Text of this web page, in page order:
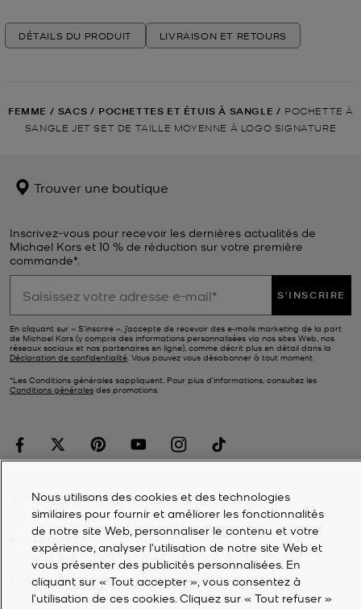
DÉTAILS DU PRODUIT LIVRAISON ET RETOURS
FEMME / SACS / POCHETTES ET ÉTUIS À SANGLE / POCHETTE À
SANGLE JET SET DE TAILLE MOYENNE À LOGO SIGNATURE
Trouver une boutique
Inscrivez-vous pour recevoir les dernières actualités de
Michael Kors et 10 % de réduction sur votre première
commande*.
S'INSCRIRE
En cliquant sur « S’inscrire », j’accepte de recevoir des e-mails marketing de la part
de Michael Kors (y compris des informations personnalisées via nos sites Web, nos
réseaux sociaux et nos partenaires en ligne), comme décrit plus en détail dans la
Déclaration de confidentialité. Vous pouvez vous désabonner à tout moment.
*Les Conditions générales sappliquent. Pour plus d’informations, consultez les
Conditions générales des promotions.
SERVICE À LA CLIENTÈLE
MON COMPTE
ENTREPRISE
Nous utilisons des cookies et des technologies
similaires pour fournir et améliorer les fonctionnalités
de notre site Web, personnaliser le contenu et votre
expérience, analyser l'utilisation de notre site Web et
vous présenter des publicités personnalisées. En
cliquant sur « Tout accepter », vous consentez à
l’utilisation de ces cookies. Cliquez sur « Tout refuser »